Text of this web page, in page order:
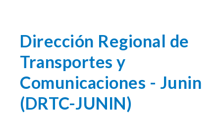
Dirección Regional de
Transportes y
Comunicaciones - Junin
(DRTC-JUNIN)